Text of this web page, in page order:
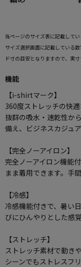
当ページのサイズ表に記載して
サイズ選択画面に記載している
ド寸の目安となりますので、実
機能
【i-shirtマーク】
360度ストレッチの快
抜群の吸水・速乾性か
備え、ビジネスカジュ
【完全ノーアイロン】
完全ノーアイロン機能
まま着用できます。手
【冷感】
冷感機能付きで、暑い
びにひんやりとした感
【ストレッチ】
ストレッチ素材で動き
シーンでもストレスフ